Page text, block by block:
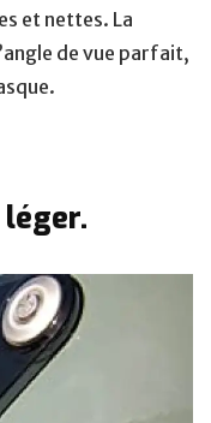
et nettes. La
de vue parfait,